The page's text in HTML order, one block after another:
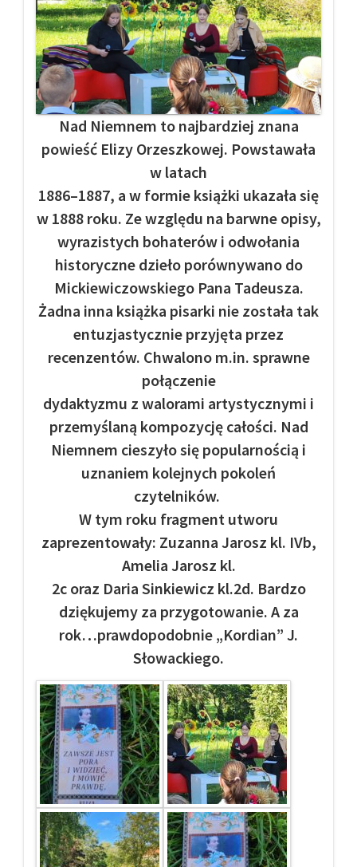
Nad Niemnem to najbardziej znana
powieść Elizy Orzeszkowej. Powstawała
w latach
1886–1887, a w formie książki ukazała się
w 1888 roku. Ze względu na barwne opisy,
wyrazistych bohaterów i odwołania
historyczne dzieło porównywano do
Mickiewiczowskiego Pana Tadeusza.
Żadna inna książka pisarki nie została tak
entuzjastycznie przyjęta przez
recenzentów. Chwalono m.in. sprawne
połączenie
dydaktyzmu z walorami artystycznymi i
przemyślaną kompozycję całości. Nad
Niemnem cieszyło się popularnością i
uznaniem kolejnych pokoleń
czytelników.
W tym roku fragment utworu
zaprezentowały: Zuzanna Jarosz kl. IVb,
Amelia Jarosz kl.
2c oraz Daria Sinkiewicz kl.2d. Bardzo
dziękujemy za przygotowanie. A za
rok…prawdopodobnie „Kordian” J.
Słowackiego.